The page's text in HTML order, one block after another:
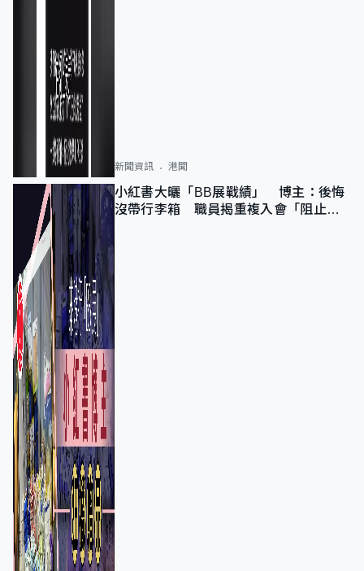
新聞資訊 港聞
小紅書大曬「BB展戰績」 博主：後悔
沒帶行李箱 職員揭重複入會「阻止唔